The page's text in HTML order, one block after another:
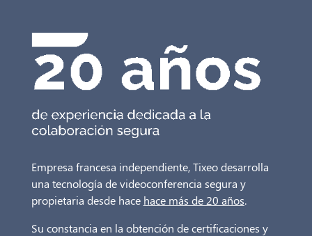
Empresa francesa independiente, Tixeo desarrolla
una tecnología de videoconferencia segura y
propietaria desde hace hace más de 20 años.
Su constancia en la obtención de certificaciones y